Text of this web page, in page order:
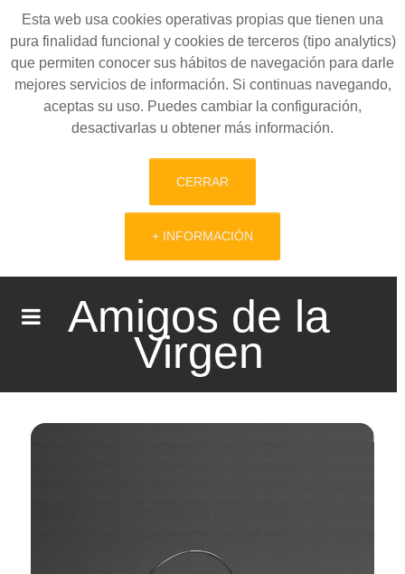
Esta web usa cookies operativas propias que tienen una
pura finalidad funcional y cookies de terceros (tipo analytics)
que permiten conocer sus hábitos de navegación para darle
mejores servicios de información. Si continuas navegando,
aceptas su uso. Puedes cambiar la configuración,
desactivarlas u obtener más información.
CERRAR
+ INFORMACIÓN
Amigos de la
Virgen